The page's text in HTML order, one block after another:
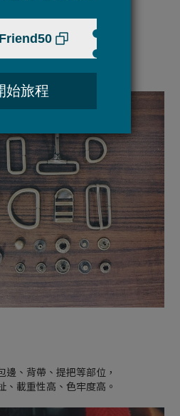
鏽、不斷裂、不變形。
、背帶、提把等部位，
載重性高、色牢度高。